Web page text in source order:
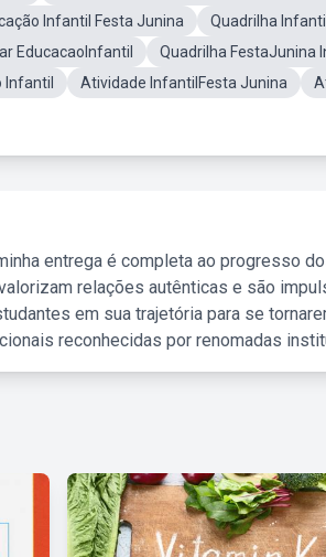
Infantil Festa Junina
Quadrilha
EducacaoInfantil
Quadrilha FestaJunina
Infantil
Atividade InfantilFesta Junina
entrega é completa ao progresso
relações autênticas e são
em sua trajetória para se
reconhecidas por renomadas